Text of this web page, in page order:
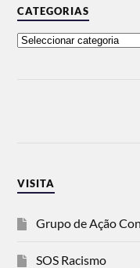
CATEGORIAS
VISITA
Grupo de Ação
SOS Racismo